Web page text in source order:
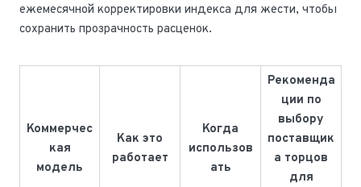
ежемесячной корректировки индекса для жести, чтобы
сохранить прозрачность расценок.
Коммерчес
кая
модель
Как это
работает
Когда
использов
ать
Рекоменда
ции по
выбору
поставщик
а торцов
для